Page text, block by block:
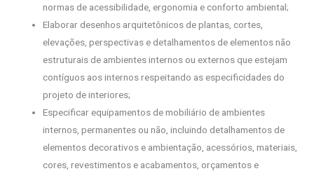
normas de acessibilidade, ergonomia e conforto ambiental;
Elaborar desenhos arquitetônicos de plantas, cortes,
elevações, perspectivas e detalhamentos de elementos não
estruturais de ambientes internos ou externos que estejam
contíguos aos internos respeitando as especificidades do
projeto de interiores;
Especificar equipamentos de mobiliário de ambientes
internos, permanentes ou não, incluindo detalhamentos de
elementos decorativos e ambientação, acessórios, materiais,
cores, revestimentos e acabamentos, orçamentos e